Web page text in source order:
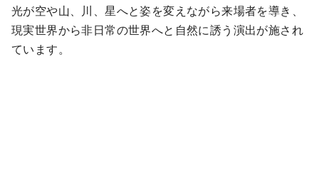
光が空や山、川、星へと姿を変えながら来場者を導き、
現実世界から非日常の世界へと自然に誘う演出が施され
ています。